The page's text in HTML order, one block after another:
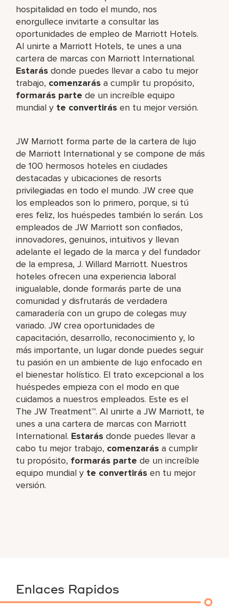
hospitalidad en todo el mundo, nos
enorgullece invitarte a consultar las
oportunidades de empleo de Marriott Hotels.
Al unirte a Marriott Hotels, te unes a una
cartera de marcas con Marriott International.
Estarás donde puedes llevar a cabo tu mejor
trabajo,​ comenzarás a cumplir tu propósito,
formarás parte de un increíble​ equipo
mundial y te convertirás en tu mejor versión.
JW Marriott forma parte de la cartera de lujo
de Marriott International y se compone de más
de 100 hermosos hoteles en ciudades
destacadas y ubicaciones de resorts
privilegiadas en todo el mundo. JW cree que
los empleados son lo primero, porque, si tú
eres feliz, los huéspedes también lo serán. Los
empleados de JW Marriott son confiados,
innovadores, genuinos, intuitivos y llevan
adelante el legado de la marca y del fundador
de la empresa, J. Willard Marriott. Nuestros
hoteles ofrecen una experiencia laboral
inigualable, donde formarás parte de una
comunidad y disfrutarás de verdadera
camaradería con un grupo de colegas muy
variado. JW crea oportunidades de
capacitación, desarrollo, reconocimiento y, lo
más importante, un lugar donde puedes seguir
tu pasión en un ambiente de lujo enfocado en
el bienestar holístico. El trato excepcional a los
huéspedes empieza con el modo en que
cuidamos a nuestros empleados. Este es el
The JW Treatment™. Al unirte a JW Marriott, te
unes a una cartera de marcas con Marriott
International. Estarás donde puedes llevar a
cabo tu mejor trabajo,​ comenzarás a cumplir
tu propósito, formarás parte de un increíble​
equipo mundial y te convertirás en tu mejor
versión.
Enlaces Rapidos